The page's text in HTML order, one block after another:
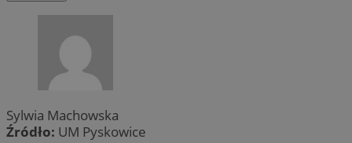
Sylwia Machowska
Źródło: UM Pyskowice